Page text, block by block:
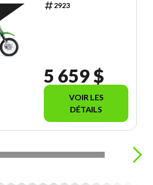
2923
5 659 $
VOIR LES
DÉTAILS